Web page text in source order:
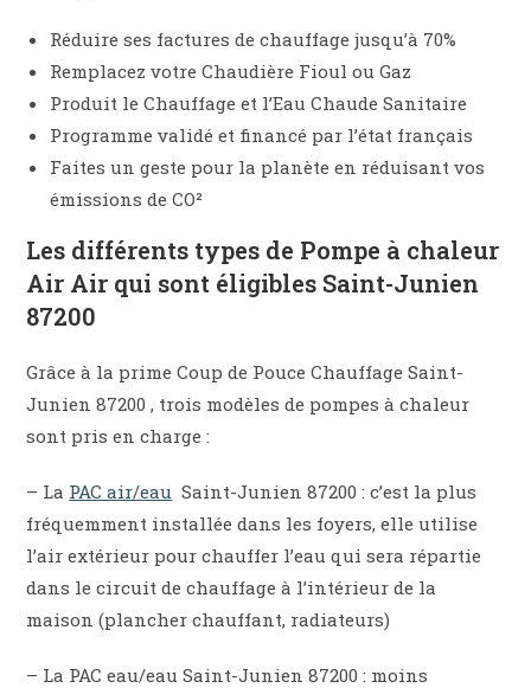
Réduire ses factures de chauffage jusqu’à 70%
Remplacez votre Chaudière Fioul ou Gaz
Produit le Chauffage et l’Eau Chaude Sanitaire
Programme validé et financé par l’état français
Faites un geste pour la planète en réduisant vos
émissions de CO²
Les différents types de Pompe à chaleur
Air Air qui sont éligibles Saint-Junien
87200
Grâce à la prime Coup de Pouce Chauffage Saint-
Junien 87200 , trois modèles de pompes à chaleur
sont pris en charge :
– La PAC air/eau Saint-Junien 87200 : c’est la plus
fréquemment installée dans les foyers, elle utilise
l’air extérieur pour chauffer l’eau qui sera répartie
dans le circuit de chauffage à l’intérieur de la
maison (plancher chauffant, radiateurs)
– La PAC eau/eau Saint-Junien 87200 : moins